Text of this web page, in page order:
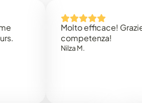
Molto efficace! Grazie per la
competenza!